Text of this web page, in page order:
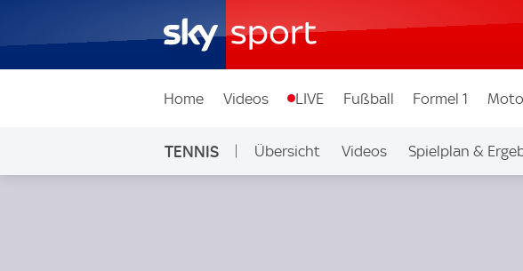
Home Videos LIVE Fußball Formel 1
TENNIS Übersicht Videos Spielplan &